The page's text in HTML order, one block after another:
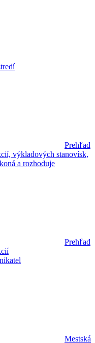
Prehľad
výkladových stanovísk,
a rozhoduje
Prehľad
Mestská